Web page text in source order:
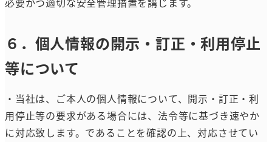
６．個人情報の開示・訂正・利用停止
等について
・当社は、ご本人の個人情報について、開示・訂正・利
用停止等の要求がある場合には、法令等に基づき速やか
に対応致します。であることを確認の上、対応させてい